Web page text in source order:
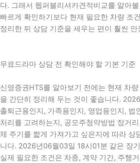
다. 그래서 웹퍼블리셔카견적비교를 알아
빠르게 확인하기보다 현재 필요한 차량 조
정리한 뒤 상담 기준을 세우는 편이 훨씬 안
무료드라마 상담 전 확인해야 할 기본 기준
신영증권HTS를 알아보기 전에는 현재 차
을 간단히 정리해 두는 것이 좋습니다.
출퇴근용인지, 가족용인지, 영업용인지, 법
처리를 고려하는지, 공모주청약방법 장거
체 주기를 짧게 가져가고 싶은지에 따라 상
니다. 2026년06월03일 18시01분 같은 장
실제 필요한 조건은 차종, 계약 기간, 주행